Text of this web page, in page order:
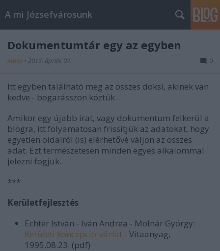
A mi Józsefvárosunk
Dokumentumtár egy az egyben
Amijo • 2013. április 07. 0
Itt egyben található meg az összes doksi, akinek van
kedve - bogarásszon köztük...
Amikor egy újabb irat, vagy dokumentum felkerül a
blogra, itt folyamatosan frissítjük az adatokat, hogy
egyetlen oldalról (is) elérhetővé váljon az összes
adat. Ezt természetesen minden egyes alkalommal
jelezni fogjuk.
***
Kerületfejlesztés
Echter István - Iván Andrea - Molnár György:
Kerületi koncepció-vázlat - Vitaanyag,
1995.08.23. (pdf)